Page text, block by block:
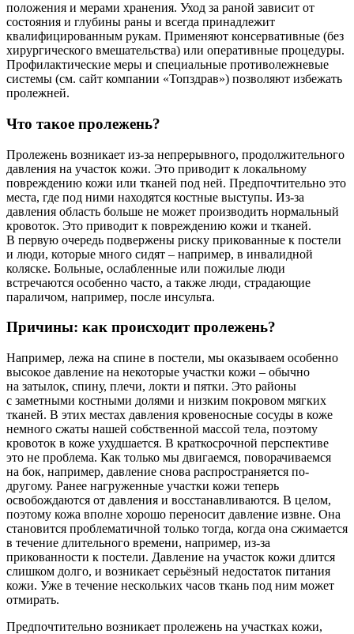
положения и мерами хранения. Уход за раной зависит от
состояния и глубины раны и всегда принадлежит
квалифицированным рукам. Применяют консервативные (без
хирургического вмешательства) или оперативные процедуры.
Профилактические меры и специальные противолежневые
системы (см. сайт компании «Топздрав») позволяют избежать
пролежней.
Что такое пролежень?
Пролежень возникает из-за непрерывного, продолжительного
давления на участок кожи. Это приводит к локальному
повреждению кожи или тканей под ней. Предпочтительно это
места, где под ними находятся костные выступы. Из-за
давления область больше не может производить нормальный
кровоток. Это приводит к повреждению кожи и тканей.
В первую очередь подвержены риску прикованные к постели
и люди, которые много сидят – например, в инвалидной
коляске. Больные, ослабленные или пожилые люди
встречаются особенно часто, а также люди, страдающие
параличом, например, после инсульта.
Причины: как происходит пролежень?
Например, лежа на спине в постели, мы оказываем особенно
высокое давление на некоторые участки кожи – обычно
на затылок, спину, плечи, локти и пятки. Это районы
с заметными костными долями и низким покровом мягких
тканей. В этих местах давления кровеносные сосуды в коже
немного сжаты нашей собственной массой тела, поэтому
кровоток в коже ухудшается. В краткосрочной перспективе
это не проблема. Как только мы двигаемся, поворачиваемся
на бок, например, давление снова распространяется по-
другому. Ранее нагруженные участки кожи теперь
освобождаются от давления и восстанавливаются. В целом,
поэтому кожа вполне хорошо переносит давление извне. Она
становится проблематичной только тогда, когда она сжимается
в течение длительного времени, например, из-за
прикованности к постели. Давление на участок кожи длится
слишком долго, и возникает серьёзный недостаток питания
кожи. Уже в течение нескольких часов ткань под ним может
отмирать.
Предпочтительно возникает пролежень на участках кожи,